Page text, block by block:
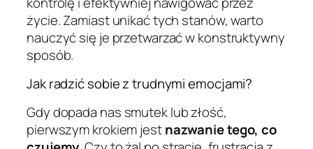
życie. Zamiast unikać tych stanów, warto
nauczyć się je przetwarzać w konstruktywny
sposób.
Jak radzić sobie z trudnymi emocjami?
Gdy dopada nas smutek lub złość,
pierwszym krokiem jestnazwanie tego, co